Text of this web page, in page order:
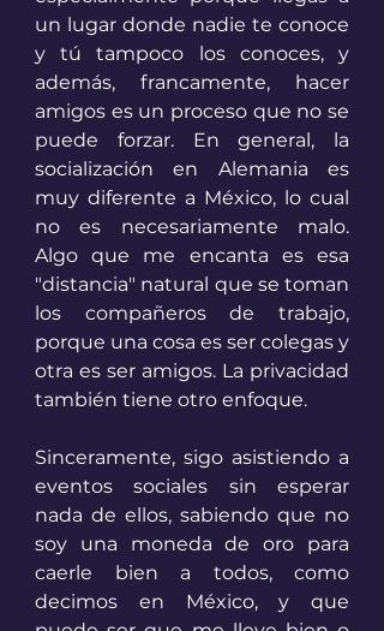
un lugar donde nadie te conoce
y tú tampoco los conoces, y
además, francamente, hacer
amigos es un proceso que no se
puede forzar. En general, la
socialización en Alemania es
muy diferente a México, lo cual
no es necesariamente malo.
Algo que me encanta es esa
"distancia" natural que se toman
los compañeros de trabajo,
porque una cosa es ser colegas y
otra es ser amigos. La privacidad
también tiene otro enfoque.
Sinceramente, sigo asistiendo a
eventos sociales sin esperar
nada de ellos, sabiendo que no
soy una moneda de oro para
caerle bien a todos, como
decimos en México, y que